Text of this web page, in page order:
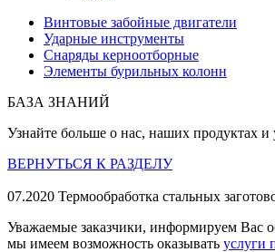
Винтовые забойные двигатели
Ударные инструменты
Снаряды керноотборные
Элементы бурильных колонн
БАЗА ЗНАНИЙ
Узнайте больше о нас, наших продуктах
ВЕРНУТЬСЯ К РАЗДЕЛУ
07.2020 Термообработка стальных
Уважаемые заказчики, информируем Вас
мы имеем возможность оказывать услуги